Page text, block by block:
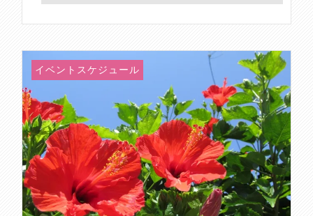
イベントスケジュール